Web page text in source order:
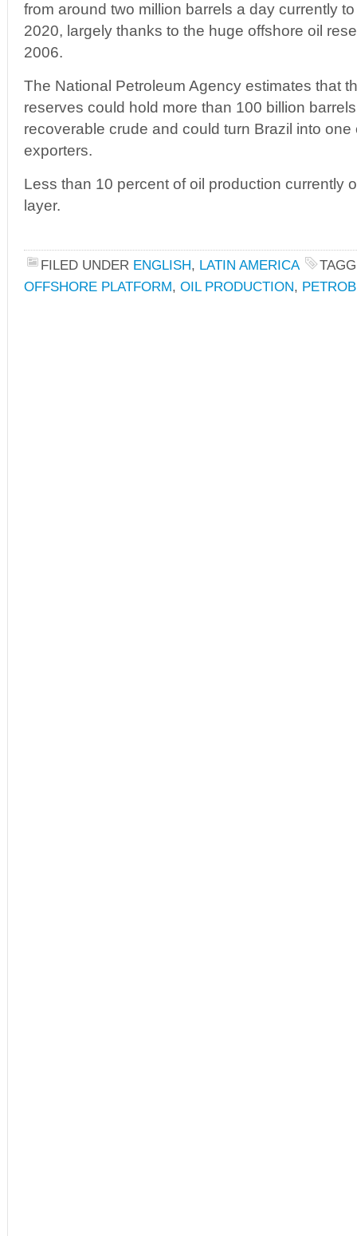
from around two million barrels a day currently
2020, largely thanks to the huge offshore oil
2006.
The National Petroleum Agency estimates that
reserves could hold more than 100 billion
recoverable crude and could turn Brazil into one
exporters.
Less than 10 percent of oil production currently
layer.
FILED UNDER ENGLISH, LATIN AMERICA
OFFSHORE PLATFORM, OIL PRODUCTION,